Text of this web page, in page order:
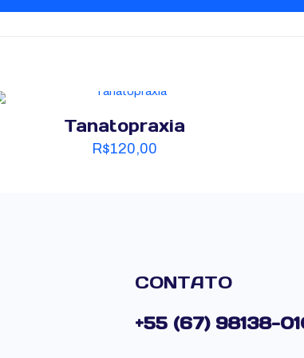
Tanatopraxia
R$120,00
CONTATO
+55 (67) 98138-